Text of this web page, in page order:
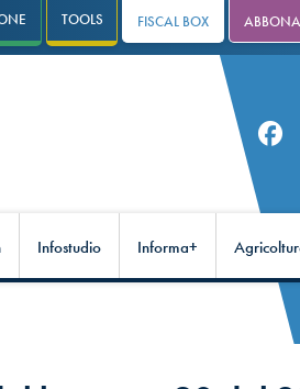
TOOLS FISCAL BOX
Infostudio Informa+